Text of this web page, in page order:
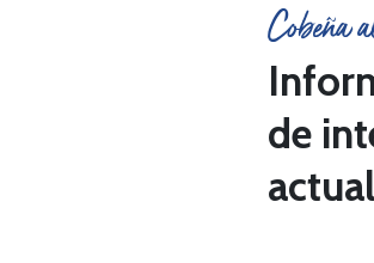
Cobeña
de
actual